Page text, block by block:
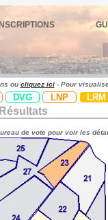
ou cliquez ici- Pour
DVG LNP LRM
Résultats
de vote pour voir les